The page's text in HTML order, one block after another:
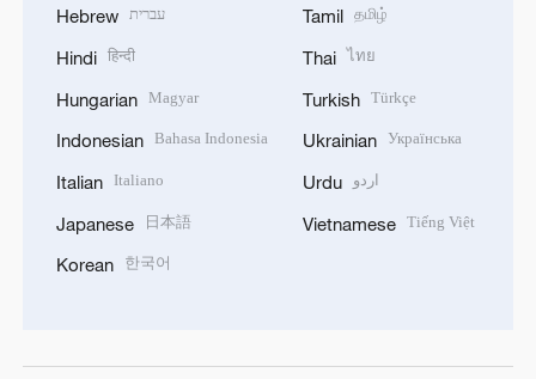
Hebrew עברית
Hindi हिन्दी
Hungarian Magyar
Indonesian Bahasa Indonesia
Italian Italiano
Japanese 日本語
Korean 한국어
Tamil தமிழ்
Thai ไทย
Turkish Türkçe
Ukrainian Українська
Urdu اردو
Vietnamese Tiếng Việt